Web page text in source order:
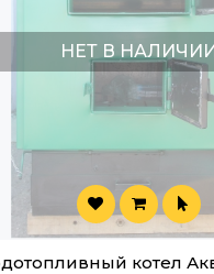
НЕТ В
котел